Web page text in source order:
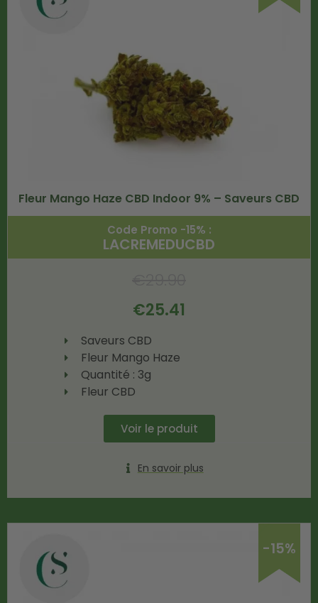
Fleur Mango Haze CBD Indoor 9% – Saveurs CBD
Code Promo -15% :
LACREMEDUCBD
€25.41
Saveurs CBD
Fleur Mango Haze
Quantité : 3g
Fleur CBD
Voir le produit
En savoir plus
-15%